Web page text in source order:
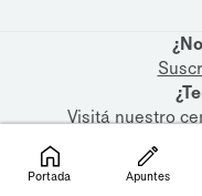
Visitá nuestro
Portada Apuntes